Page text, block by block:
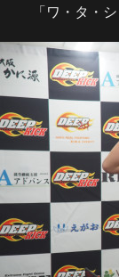
「ワ・タ・シ